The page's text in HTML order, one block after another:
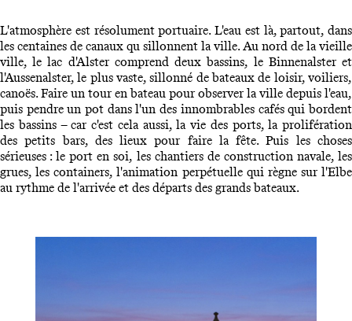
L'atmosphère est résolument portuaire. L'eau est là, partout, dans
les centaines de canaux qu sillonnent la ville. Au nord de la vieille
ville, le lac d'Alster comprend deux bassins, le Binnenalster et
l'Aussenalster, le plus vaste, sillonné de bateaux de loisir, voiliers,
canoës. Faire un tour en bateau pour observer la ville depuis l'eau,
puis pendre un pot dans l'un des innombrables cafés qui bordent
les bassins – car c'est cela aussi, la vie des ports, la prolifération
des petits bars, des lieux pour faire la fête. Puis les choses
sérieuses : le port en soi, les chantiers de construction navale, les
grues, les containers, l'animation perpétuelle qui règne sur l'Elbe
au rythme de l'arrivée et des départs des grands bateaux.